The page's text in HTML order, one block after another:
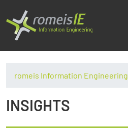
romeis Information Engineering
INSIGHTS